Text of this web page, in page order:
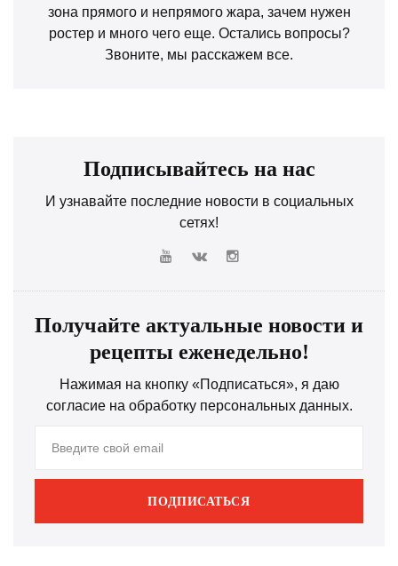
зона прямого и непрямого жара, зачем нужен
ростер и много чего еще. Остались вопросы?
Звоните, мы расскажем все.
Подписывайтесь на нас
И узнавайте последние новости в социальных
сетях!
Получайте актуальные новости и
рецепты еженедельно!
Нажимая на кнопку «Подписаться», я даю
согласие на обработку персональных данных.
ПОДПИСАТЬСЯ